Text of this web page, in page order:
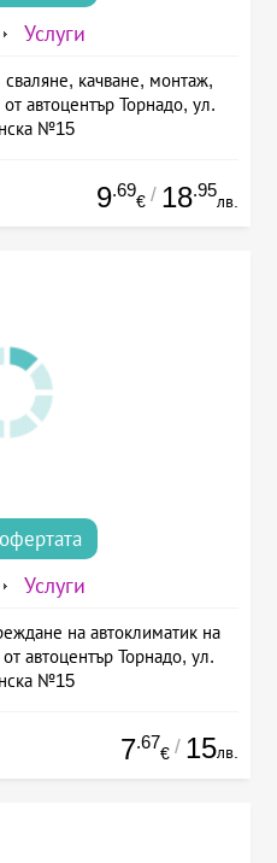
Услуги
качване, монтаж,
автоцентър Торнадо, ул.
№15
9.69
€ / 18.95
лв.
Услуги
на автоклиматик на
автоцентър Торнадо, ул.
№15
7.67
€ / 15лв.